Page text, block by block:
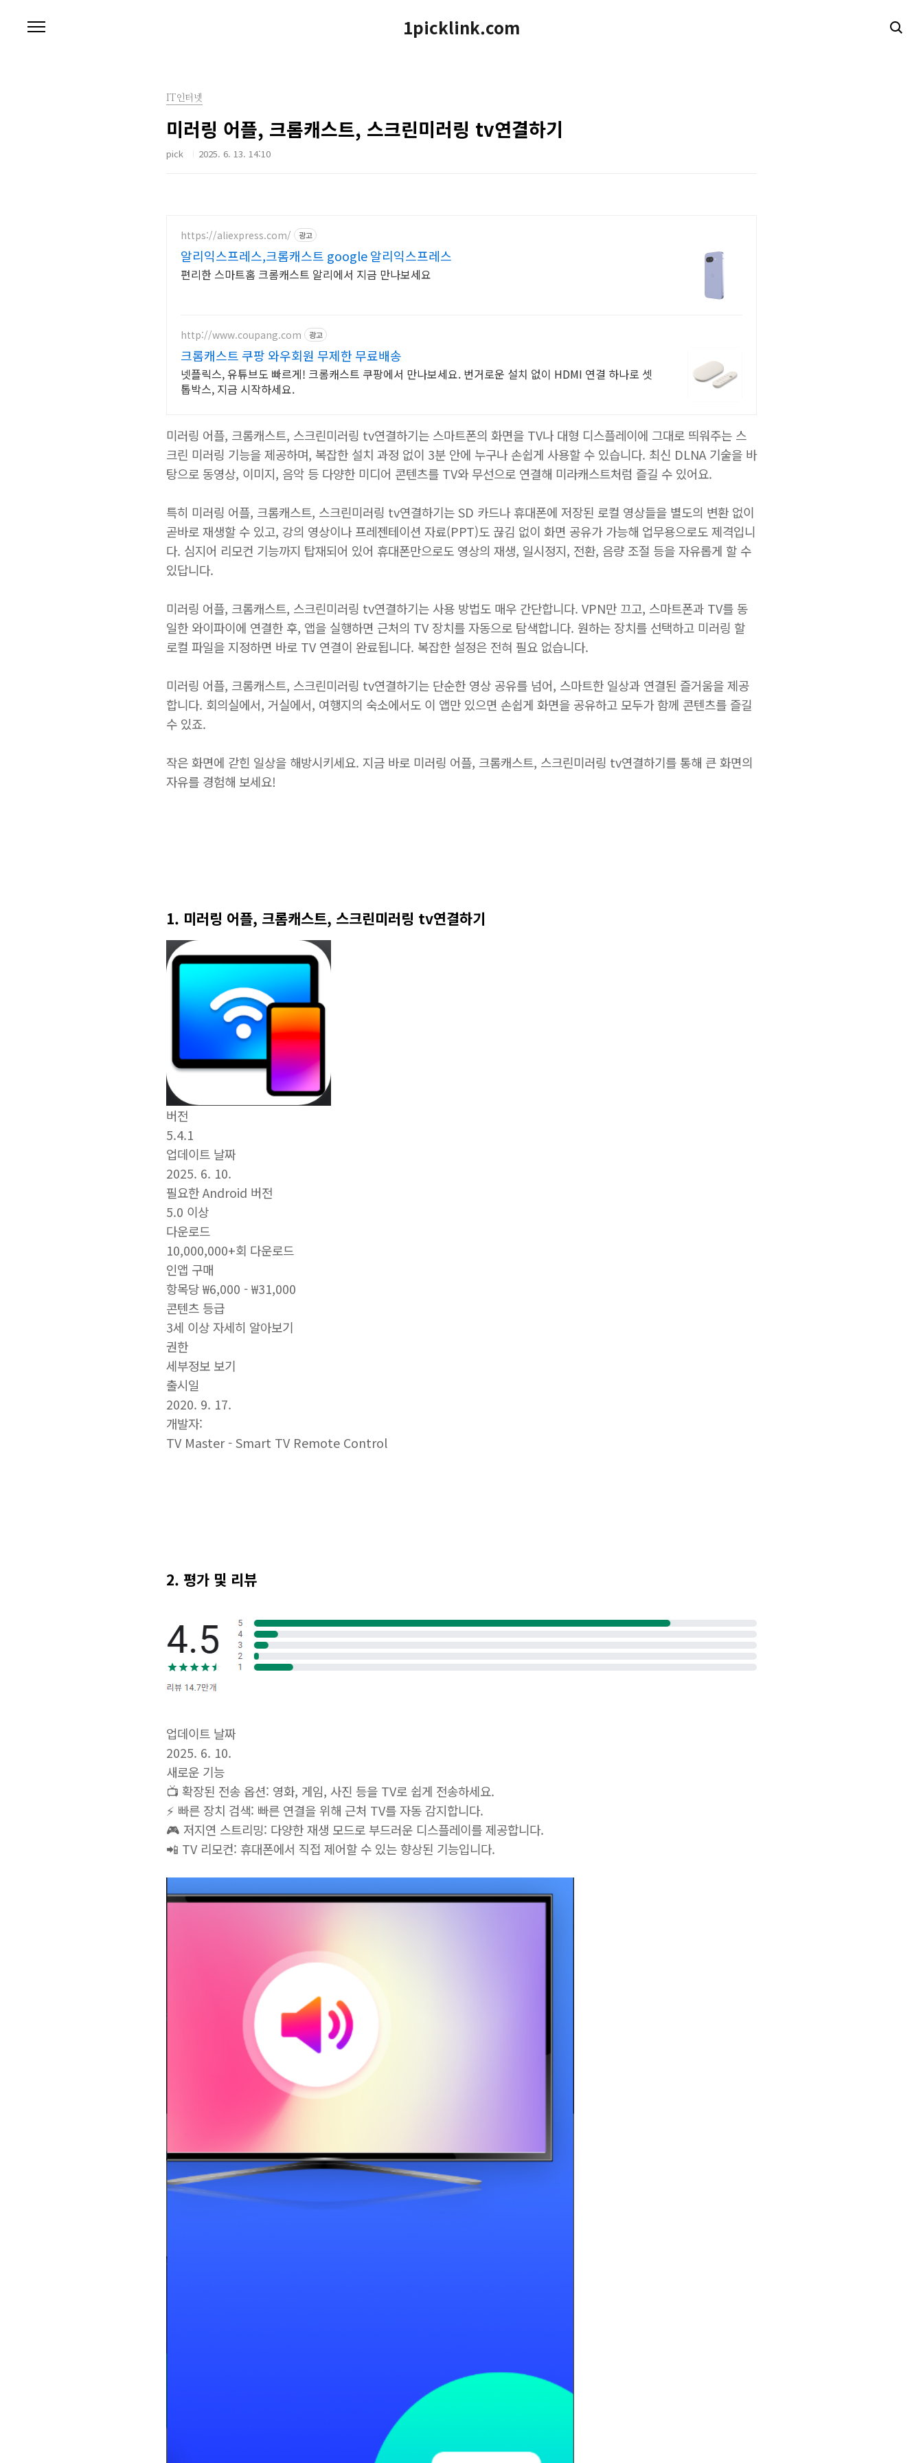
1picklink.com
IT인터넷
미러링 어플, 크롬캐스트, 스크린미러링 tv연결하기
pick 2025. 6. 13. 14:10
https://aliexpress.com/ 광고
알리익스프레스,크롬캐스트 google 알리익스프레스
편리한 스마트홈 크롬캐스트 알리에서 지금 만나보세요
http://www.coupang.com 광고
크롬캐스트 쿠팡 와우회원 무제한 무료배송
넷플릭스, 유튜브도 빠르게! 크롬캐스트 쿠팡에서 만나보세요. 번거로운 설치 없이 HDMI 연결 하나로 셋
톱박스, 지금 시작하세요.
미러링 어플, 크롬캐스트, 스크린미러링 tv연결하기는 스마트폰의 화면을 TV나 대형 디스플레이에 그대로 띄워주는 스
크린 미러링 기능을 제공하며, 복잡한 설치 과정 없이 3분 안에 누구나 손쉽게 사용할 수 있습니다. 최신 DLNA 기술을 바
탕으로 동영상, 이미지, 음악 등 다양한 미디어 콘텐츠를 TV와 무선으로 연결해 미라캐스트처럼 즐길 수 있어요.
특히 미러링 어플, 크롬캐스트, 스크린미러링 tv연결하기는 SD 카드나 휴대폰에 저장된 로컬 영상들을 별도의 변환 없이
곧바로 재생할 수 있고, 강의 영상이나 프레젠테이션 자료(PPT)도 끊김 없이 화면 공유가 가능해 업무용으로도 제격입니
다. 심지어 리모컨 기능까지 탑재되어 있어 휴대폰만으로도 영상의 재생, 일시정지, 전환, 음량 조절 등을 자유롭게 할 수
있답니다.
미러링 어플, 크롬캐스트, 스크린미러링 tv연결하기는 사용 방법도 매우 간단합니다. VPN만 끄고, 스마트폰과 TV를 동
일한 와이파이에 연결한 후, 앱을 실행하면 근처의 TV 장치를 자동으로 탐색합니다. 원하는 장치를 선택하고 미러링 할
로컬 파일을 지정하면 바로 TV 연결이 완료됩니다. 복잡한 설정은 전혀 필요 없습니다.
미러링 어플, 크롬캐스트, 스크린미러링 tv연결하기는 단순한 영상 공유를 넘어, 스마트한 일상과 연결된 즐거움을 제공
합니다. 회의실에서, 거실에서, 여행지의 숙소에서도 이 앱만 있으면 손쉽게 화면을 공유하고 모두가 함께 콘텐츠를 즐길
수 있죠.
작은 화면에 갇힌 일상을 해방시키세요. 지금 바로 미러링 어플, 크롬캐스트, 스크린미러링 tv연결하기를 통해 큰 화면의
자유를 경험해 보세요!
1. 미러링 어플, 크롬캐스트, 스크린미러링 tv연결하기
버전
5.4.1
업데이트 날짜
2025. 6. 10.
필요한 Android 버전
5.0 이상
다운로드
10,000,000+회 다운로드
인앱 구매
항목당 ₩6,000 - ₩31,000
콘텐츠 등급
3세 이상 자세히 알아보기
권한
세부정보 보기
출시일
2020. 9. 17.
개발자:
TV Master - Smart TV Remote Control
2. 평가 및 리뷰
업데이트 날짜
2025. 6. 10.
새로운 기능
📺 확장된 전송 옵션: 영화, 게임, 사진 등을 TV로 쉽게 전송하세요.
⚡ 빠른 장치 검색: 빠른 연결을 위해 근처 TV를 자동 감지합니다.
🎮 저지연 스트리밍: 다양한 재생 모드로 부드러운 디스플레이를 제공합니다.
📲 TV 리모컨: 휴대폰에서 직접 제어할 수 있는 향상된 기능입니다.